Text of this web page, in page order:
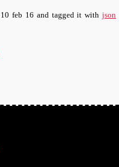
10 feb 16 and tagged it withjson